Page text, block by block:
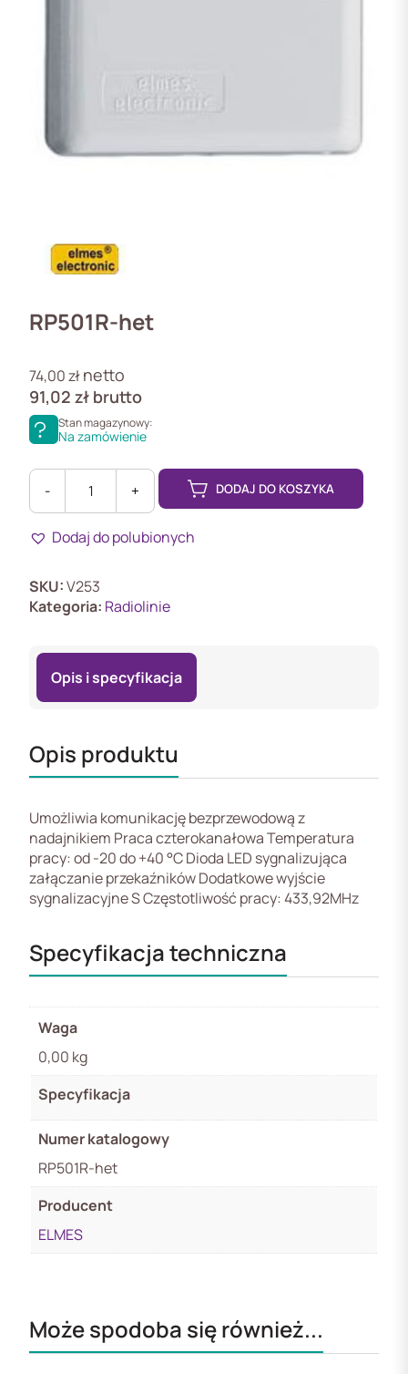
RP501R-het
74,00złnetto
91,02 zł brutto
Stan magazynowy:
Na zamówienie
-
RP501R-
het
+ DODAJ DO KOSZYKA
Dodaj do polubionych
SKU:V253
Kategoria: Radiolinie
Opis i specyfikacja
Opis produktu
Umożliwia komunikację bezprzewodową z
nadajnikiem Praca czterokanałowa Temperatura
pracy: od -20 do +40 °C Dioda LED sygnalizująca
załączanie przekaźników Dodatkowe wyjście
sygnalizacyjne S Częstotliwość pracy: 433,92MHz
Specyfikacja techniczna
Waga
0,00 kg
Specyfikacja
Numer katalogowy
RP501R-het
Producent
ELMES
Może spodoba się również...